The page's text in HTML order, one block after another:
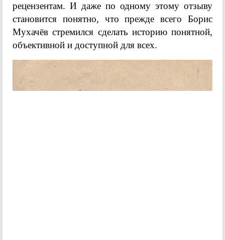
рецензентам. И даже по одному этому отзыву
становится понятно, что прежде всего Борис
Мухачёв стремился сделать историю понятной,
объективной и доступной для всех.